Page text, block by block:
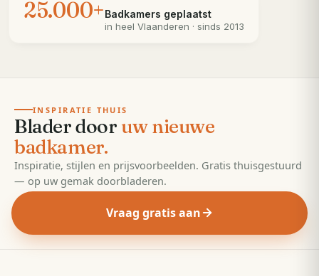
25.000+Badkamers geplaatst
in heel Vlaanderen · sinds 2013
EDITIE2026· 55 pagina's
INSPIRATIE THUIS
Blader door uw nieuwe
badkamer.
Inspiratie, stijlen en prijsvoorbeelden. Gratis thuisgestuurd
— op uw gemak doorbladeren.
Vraag gratis aan